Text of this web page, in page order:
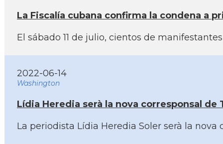
La Fiscalí­a cubana confirma la condena a
El sábado 11 de julio, cientos de
2022-06-14
Washington
Lí­dia Heredia serà la nova corresponsal
La periodista Lí­dia Heredia Soler serà la